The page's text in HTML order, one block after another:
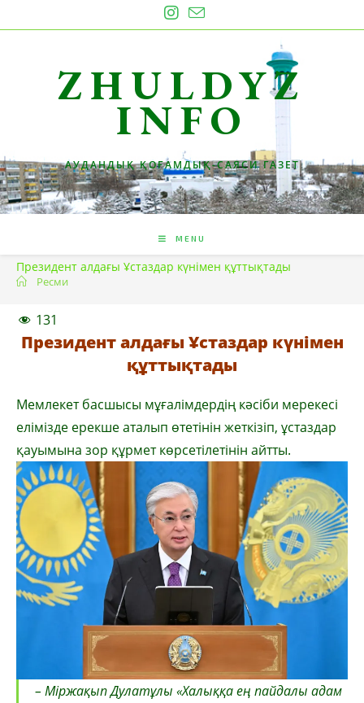
to
ZHULDYZ
INFO
АУДАНДЫҚ ҚОҒАМДЫҚ-САЯСИ ГАЗЕТ
MENU
Президент алдағы Ұстаздар күнімен құттықтады
Ресми
131
Президент алдағы Ұстаздар күнімен
құттықтады
Мемлекет басшысы мұғалімдердің кәсіби мерекесі
елімізде ерекше аталып өтетінін жеткізіп, ұстаздар
қауымына зор құрмет көрсетілетінін айтты.
– Міржақып Дулатұлы «Халыққа ең пайдалы адам